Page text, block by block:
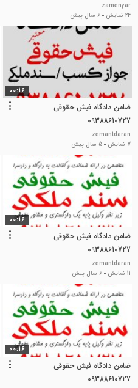
zamenyar
24 نمایش
6 سال پیش
00:16
ضامن دادگاه فیش حقوقی
09388610727
zemantdaran
7 نمایش
5 سال پیش
00:16
ضامن دادگاه فیش حقوقی
09388610727
zemantdaran
11 نمایش
6 سال پیش
00:16
ضامن دادگاه فیش حقوقی
09388610727